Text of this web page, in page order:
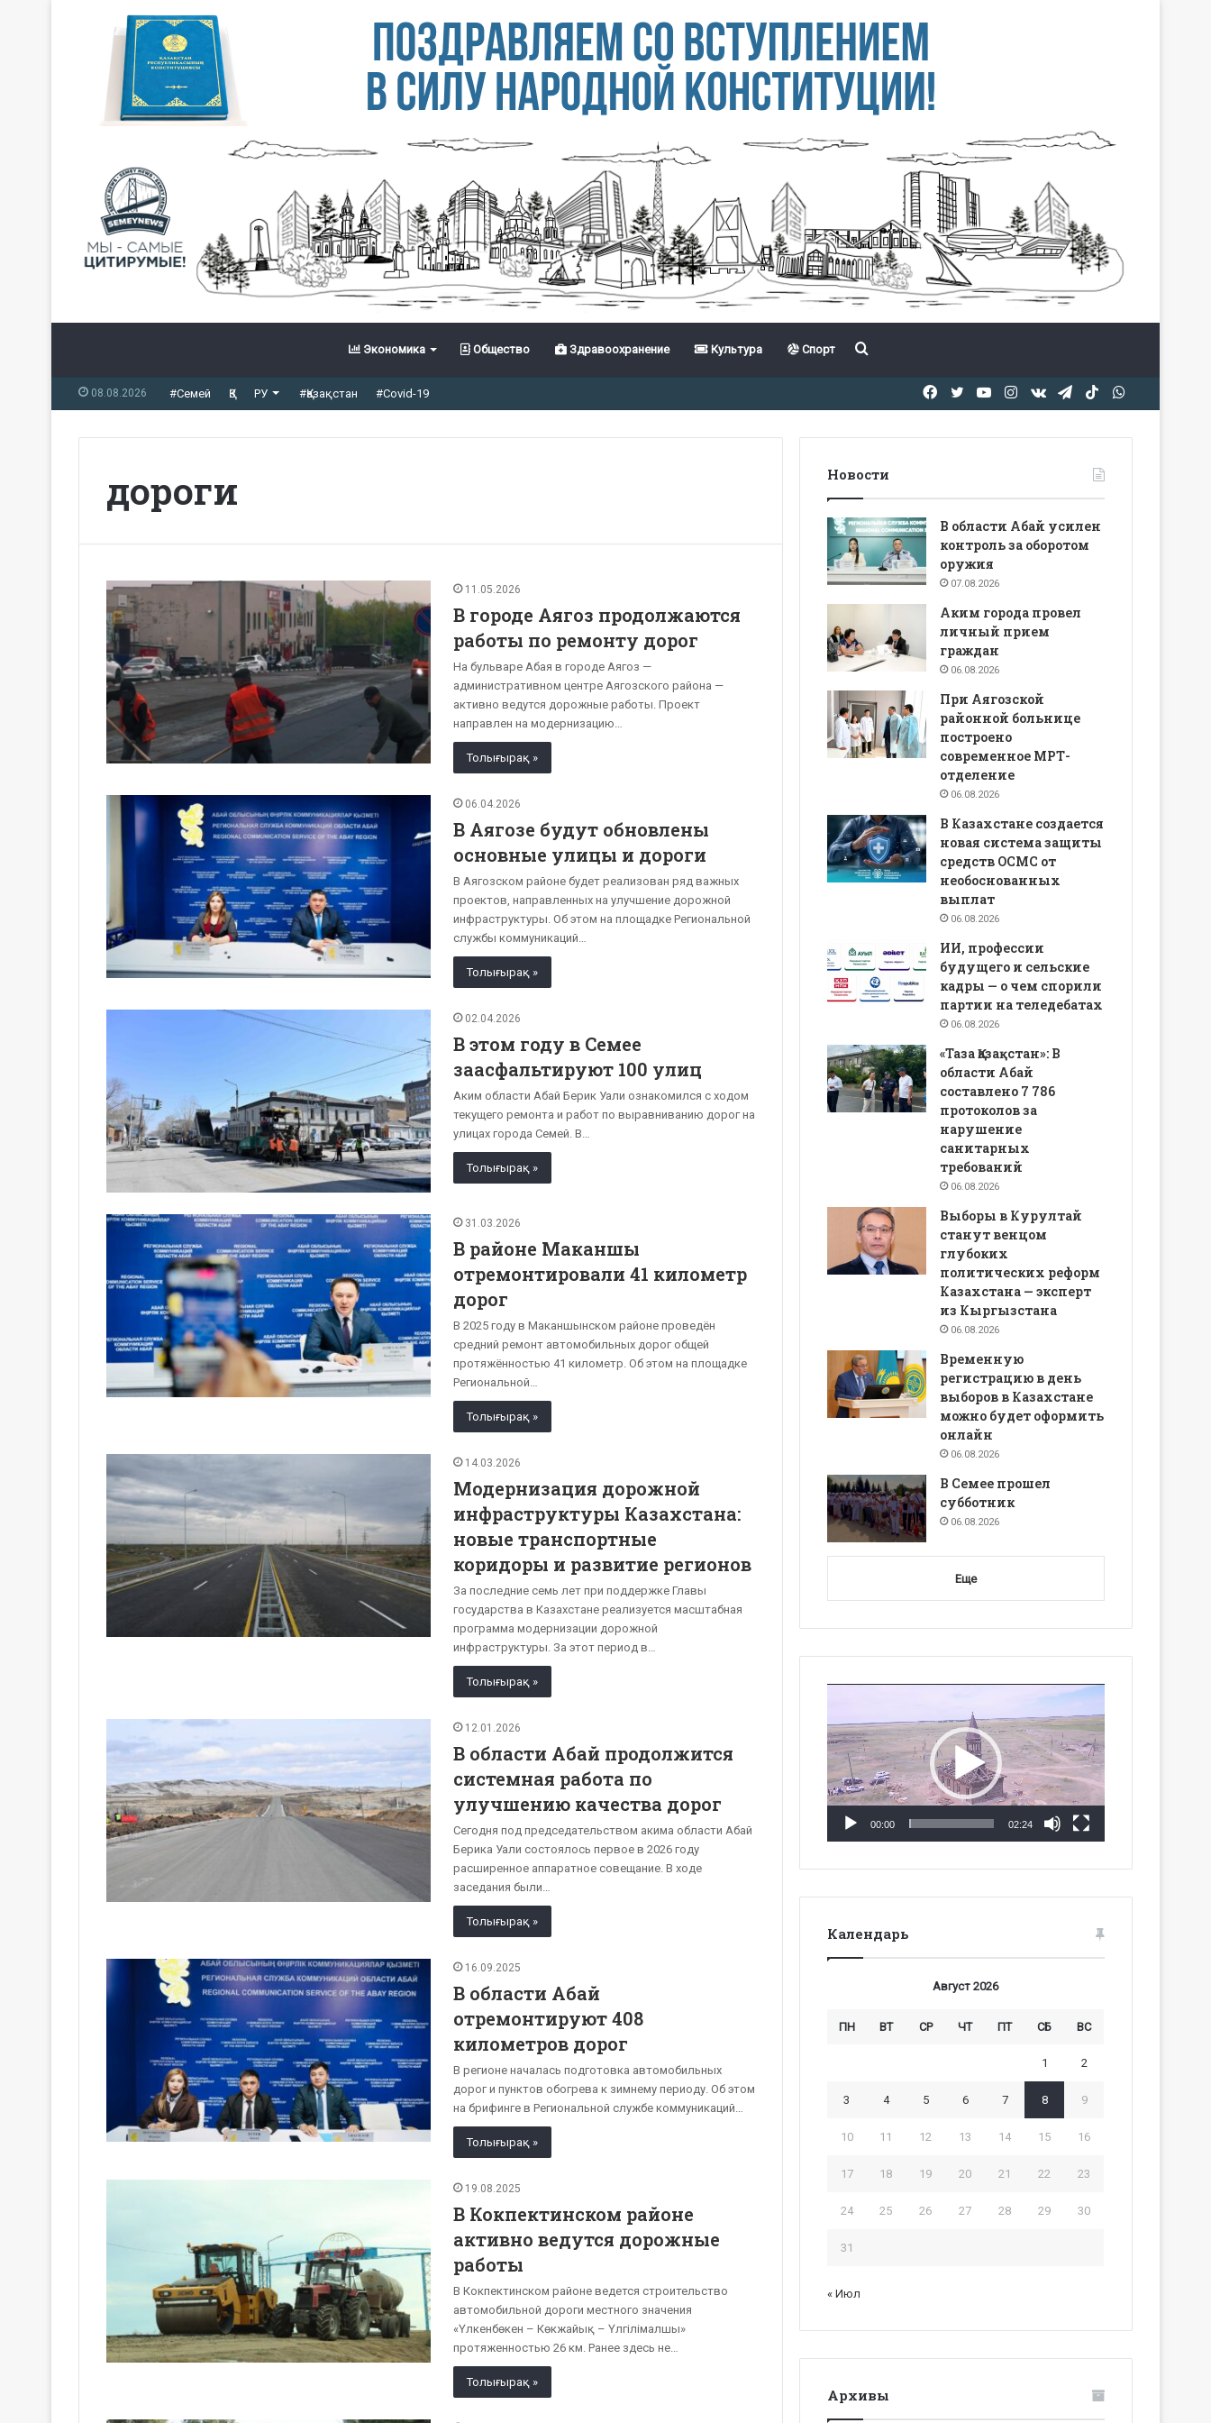
Экономика Общество Здравоохранение Культура Спорт Іздеу
08.08.2026 #Семей ҚЗ РУ #Қазақстан #Covid-19 TikTok
Telegram
vk.com
Instagram
YouTube
Twitter
Facebook
дороги
11.05.2026
В городе Аягоз продолжаются
работы по ремонту дорог
На бульваре Абая в городе Аягоз —
административном центре Аягозского района —
активно ведутся дорожные работы. Проект
направлен на модернизацию…
Толығырақ »
06.04.2026
В Аягозе будут обновлены
основные улицы и дороги
В Аягозском районе будет реализован ряд важных
проектов, направленных на улучшение дорожной
инфраструктуры. Об этом на площадке Региональной
службы коммуникаций…
Толығырақ »
02.04.2026
В этом году в Семее
заасфальтируют 100 улиц
Аким области Абай Берик Уали ознакомился с ходом
текущего ремонта и работ по выравниванию дорог на
улицах города Семей. В…
Толығырақ »
31.03.2026
В районе Маканшы
отремонтировали 41 километр
дорог
В 2025 году в Маканшынском районе проведён
средний ремонт автомобильных дорог общей
протяжённостью 41 километр. Об этом на площадке
Региональной…
Толығырақ »
14.03.2026
Модернизация дорожной
инфраструктуры Казахстана:
новые транспортные
коридоры и развитие регионов
За последние семь лет при поддержке Главы
государства в Казахстане реализуется масштабная
программа модернизации дорожной
инфраструктуры. За этот период в…
Толығырақ »
12.01.2026
В области Абай продолжится
системная работа по
улучшению качества дорог
Сегодня под председательством акима области Абай
Берика Уали состоялось первое в 2026 году
расширенное аппаратное совещание. В ходе
заседания были…
Толығырақ »
16.09.2025
В области Абай
отремонтируют 408
километров дорог
В регионе началась подготовка автомобильных
дорог и пунктов обогрева к зимнему периоду. Об этом
на брифинге в Региональной службе коммуникаций…
Толығырақ »
19.08.2025
В Кокпектинском районе
активно ведутся дорожные
работы
В Кокпектинском районе ведется строительство
автомобильной дороги местного значения
«Үлкенбөкен – Көкжайық – Үлгілімалшы»
протяженностью 26 км. Ранее здесь не…
Толығырақ »
Новости
В области Абай усилен
контроль за оборотом
оружия
07.08.2026
Аким города провел
личный прием
граждан
06.08.2026
При Аягозской
районной больнице
построено
современное МРТ-
отделение
06.08.2026
В Казахстане создается
новая система защиты
средств ОСМС от
необоснованных
выплат
06.08.2026
ИИ, профессии
будущего и сельские
кадры — о чем спорили
партии на теледебатах
06.08.2026
«Таза Қазақстан»: В
области Абай
составлено 7 786
протоколов за
нарушение
санитарных
требований
06.08.2026
Выборы в Курултай
станут венцом
глубоких
политических реформ
Казахстана — эксперт
из Кыргызстана
06.08.2026
Временную
регистрацию в день
выборов в Казахстане
можно будет оформить
онлайн
06.08.2026
В Семее прошел
субботник
06.08.2026
Еще
00:00 02:24
Календарь
Август 2026
ПН ВТ СР ЧТ ПТ СБ ВС
1 2
3 4 5 6 7 8 9
10 11 12 13 14 15 16
17 18 19 20 21 22 23
24 25 26 27 28 29 30
31
« Июл
Архивы